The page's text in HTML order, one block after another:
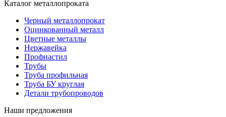
Каталог металлопроката
Черный металлопрокат
Оцинкованный металл
Цветные металлы
Нержавейка
Профнастил
Трубы
Труба профильная
Труба БУ круглая
Детали трубопроводов
Наши предложения